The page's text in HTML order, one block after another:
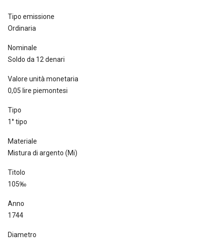
Tipo emissione
Ordinaria
Nominale
Soldo da 12 denari
Valore unità monetaria
0,05 lire piemontesi
Tipo
1° tipo
Materiale
Mistura di argento (Mi)
Titolo
105‰
Anno
1744
Diametro